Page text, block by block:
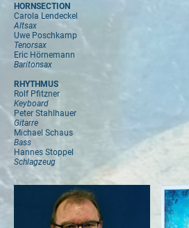
HORNSECTION
Carola Lendeckel
Altsax
Uwe Poschkamp
Tenorsax
Eric Hörnemann
Baritonsax
RHYTHMUS
Rolf Pfitzner
Keyboard
Peter Stahlhauer
Gitarre
Michael Schaus
Bass
Hannes Stoppel
Schlagzeug